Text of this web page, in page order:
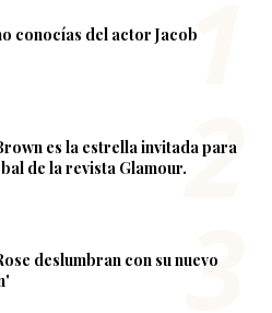
conocías del actor Jacob
es la estrella invitada para
de la revista Glamour.
deslumbran con su nuevo